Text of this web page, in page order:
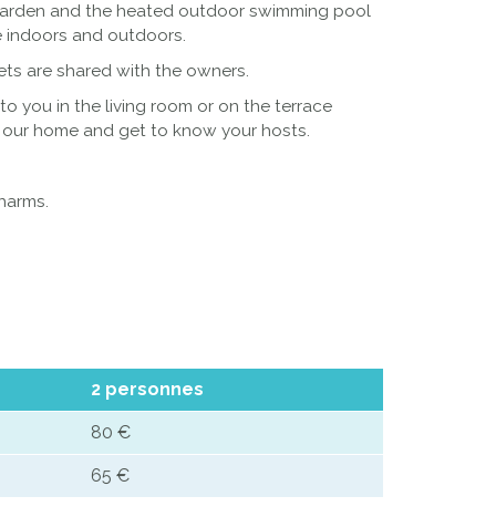
and the heated outdoor swimming pool
indoors and outdoors.
are shared with the owners.
you in the living room or on the terrace
home and get to know your hosts.
2 personnes
80 €
65 €